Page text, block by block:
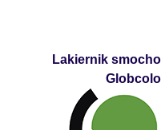
Lakiernik